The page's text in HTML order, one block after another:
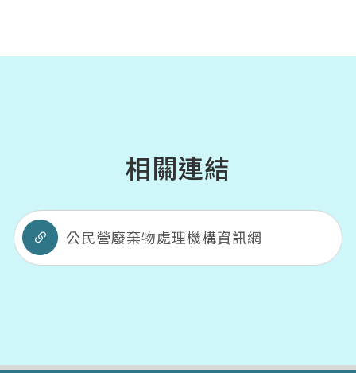
相關連結
公民營廢棄物處理機構資訊網